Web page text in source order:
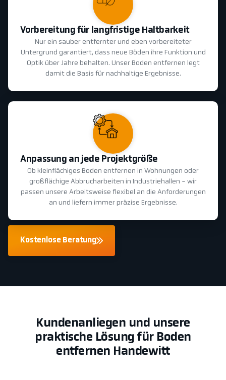
Vorbereitung für langfristige Haltbarkeit
Nur ein sauber entfernter und eben vorbereiteter
Untergrund garantiert, dass neue Böden ihre Funktion und
Optik über Jahre behalten. Unser Boden entfernen legt
damit die Basis für nachhaltige Ergebnisse.
Anpassung an jede Projektgröße
Ob kleinflächiges Boden entfernen in Wohnungen oder
großflächige Abbrucharbeiten in Industriehallen - wir
passen unsere Arbeitsweise flexibel an die Anforderungen
an und liefern immer präzise Ergebnisse.
Kostenlose Beratung
Kundenanliegen und unsere
praktische Lösung für Boden
entfernen Handewitt